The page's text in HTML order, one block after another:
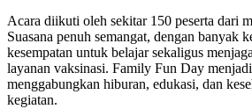
Acara diikuti oleh sekitar 150 peserta dari
Suasana penuh semangat, dengan banyak
kesempatan untuk belajar sekaligus
layanan vaksinasi. Family Fun Day
menggabungkan hiburan, edukasi, dan
kegiatan.